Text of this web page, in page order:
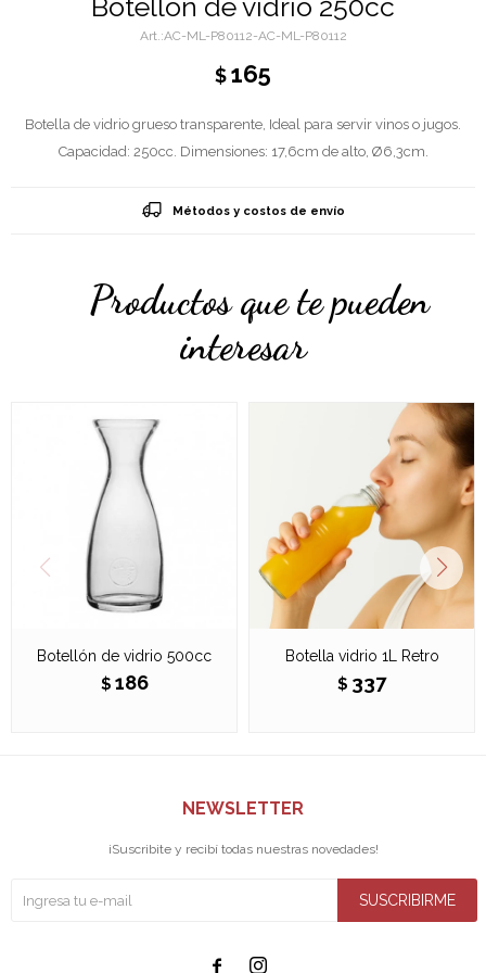
Botellón de vidrio 250cc
AC-ML-P80112-AC-ML-P80112
$165
Botella de vidrio grueso transparente, Ideal para servir vinos o jugos.
Capacidad: 250cc. Dimensiones: 17,6cm de alto, Ø6,3cm.
Métodos y costos de envío
Productos que te pueden
interesar
Botellón de vidrio 500cc
$ 186
Botella vidrio 1L Retro
$ 337
NEWSLETTER
¡Suscribite y recibí todas nuestras novedades!
SUSCRIBIRME
 